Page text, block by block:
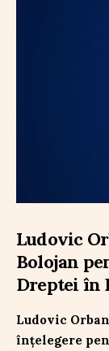
Ludovic
Bolojan
Dreptei în
Ludovic
înțelegere